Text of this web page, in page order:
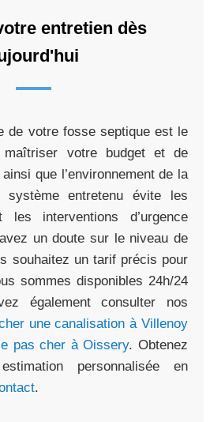
entretien dès
de votre fosse septique est le
maîtriser votre budget et de
que l’environnement de la
système entretenu évite les
les interventions d’urgence
un doute sur le niveau de
souhaitez un tarif précis pour
sommes disponibles 24h/24
également consulter nos
une canalisation à Villenoy
pas cher à Oissery. Obtenez
personnalisée en
.